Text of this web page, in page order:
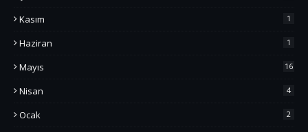
Kasım 1
Haziran 1
Mayıs 16
Nisan 4
Ocak 2